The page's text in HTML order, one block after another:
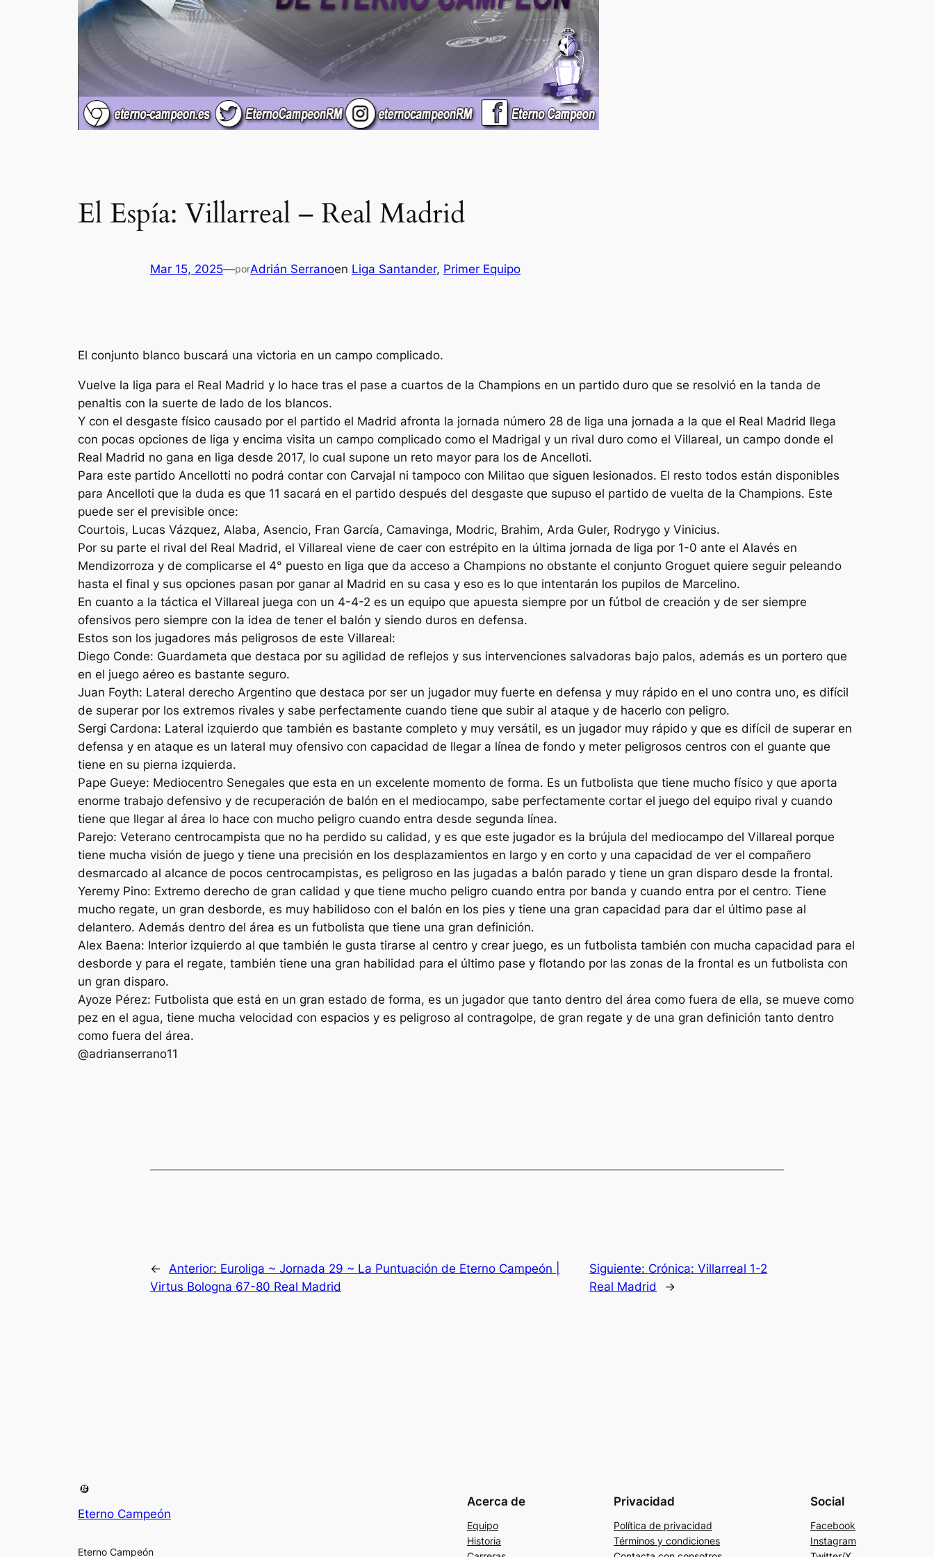
El Espía: Villarreal – Real Madrid
Mar 15, 2025—porAdrián Serranoen Liga Santander, Primer Equipo
El conjunto blanco buscará una victoria en un campo complicado.
Vuelve la liga para el Real Madrid y lo hace tras el pase a cuartos de la Champions en un partido duro que se resolvió en la tanda de
penaltis con la suerte de lado de los blancos.
Y con el desgaste físico causado por el partido el Madrid afronta la jornada número 28 de liga una jornada a la que el Real Madrid llega
con pocas opciones de liga y encima visita un campo complicado como el Madrigal y un rival duro como el Villareal, un campo donde el
Real Madrid no gana en liga desde 2017, lo cual supone un reto mayor para los de Ancelloti.
Para este partido Ancellotti no podrá contar con Carvajal ni tampoco con Militao que siguen lesionados. El resto todos están disponibles
para Ancelloti que la duda es que 11 sacará en el partido después del desgaste que supuso el partido de vuelta de la Champions. Este
puede ser el previsible once:
Courtois, Lucas Vázquez, Alaba, Asencio, Fran García, Camavinga, Modric, Brahim, Arda Guler, Rodrygo y Vinicius.
Por su parte el rival del Real Madrid, el Villareal viene de caer con estrépito en la última jornada de liga por 1-0 ante el Alavés en
Mendizorroza y de complicarse el 4° puesto en liga que da acceso a Champions no obstante el conjunto Groguet quiere seguir peleando
hasta el final y sus opciones pasan por ganar al Madrid en su casa y eso es lo que intentarán los pupilos de Marcelino.
En cuanto a la táctica el Villareal juega con un 4-4-2 es un equipo que apuesta siempre por un fútbol de creación y de ser siempre
ofensivos pero siempre con la idea de tener el balón y siendo duros en defensa.
Estos son los jugadores más peligrosos de este Villareal:
Diego Conde: Guardameta que destaca por su agilidad de reflejos y sus intervenciones salvadoras bajo palos, además es un portero que
en el juego aéreo es bastante seguro.
Juan Foyth: Lateral derecho Argentino que destaca por ser un jugador muy fuerte en defensa y muy rápido en el uno contra uno, es difícil
de superar por los extremos rivales y sabe perfectamente cuando tiene que subir al ataque y de hacerlo con peligro.
Sergi Cardona: Lateral izquierdo que también es bastante completo y muy versátil, es un jugador muy rápido y que es difícil de superar en
defensa y en ataque es un lateral muy ofensivo con capacidad de llegar a línea de fondo y meter peligrosos centros con el guante que
tiene en su pierna izquierda.
Pape Gueye: Mediocentro Senegales que esta en un excelente momento de forma. Es un futbolista que tiene mucho físico y que aporta
enorme trabajo defensivo y de recuperación de balón en el mediocampo, sabe perfectamente cortar el juego del equipo rival y cuando
tiene que llegar al área lo hace con mucho peligro cuando entra desde segunda línea.
Parejo: Veterano centrocampista que no ha perdido su calidad, y es que este jugador es la brújula del mediocampo del Villareal porque
tiene mucha visión de juego y tiene una precisión en los desplazamientos en largo y en corto y una capacidad de ver el compañero
desmarcado al alcance de pocos centrocampistas, es peligroso en las jugadas a balón parado y tiene un gran disparo desde la frontal.
Yeremy Pino: Extremo derecho de gran calidad y que tiene mucho peligro cuando entra por banda y cuando entra por el centro. Tiene
mucho regate, un gran desborde, es muy habilidoso con el balón en los pies y tiene una gran capacidad para dar el último pase al
delantero. Además dentro del área es un futbolista que tiene una gran definición.
Alex Baena: Interior izquierdo al que también le gusta tirarse al centro y crear juego, es un futbolista también con mucha capacidad para el
desborde y para el regate, también tiene una gran habilidad para el último pase y flotando por las zonas de la frontal es un futbolista con
un gran disparo.
Ayoze Pérez: Futbolista que está en un gran estado de forma, es un jugador que tanto dentro del área como fuera de ella, se mueve como
pez en el agua, tiene mucha velocidad con espacios y es peligroso al contragolpe, de gran regate y de una gran definición tanto dentro
como fuera del área.
@adrianserrano11
← Anterior: Euroliga ~ Jornada 29 ~ La Puntuación de Eterno Campeón |
Virtus Bologna 67-80 Real Madrid
Siguiente: Crónica: Villarreal 1-2
Real Madrid
→
Eterno Campeón
Eterno Campeón
Acerca de
Equipo
Historia
Privacidad
Política de privacidad
Términos y condiciones
Social
Facebook
Instagram